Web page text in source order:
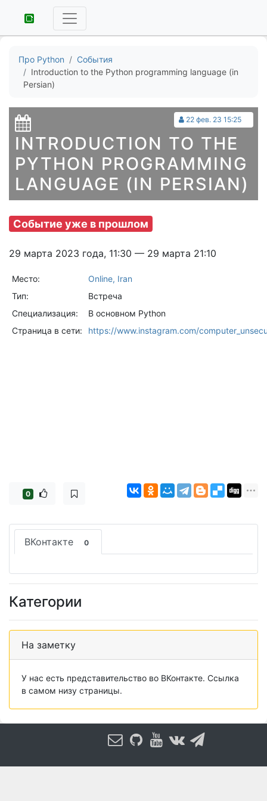
Про Python
События
Introduction to the Python programming language (in
Persian)
22 фев. 23 15:25
INTRODUCTION TO THE
PYTHON PROGRAMMING
LANGUAGE (IN PERSIAN)
Событие уже в прошлом
29 марта 2023 года, 11:30 — 29 марта 21:10
Место:
Online, Iran
Тип:
Встреча
Специализация:
В основном Python
Страница в сети:
https://www.instagram.com/
0
ВКонтакте 0
Категории
На заметку
У нас есть представительство во ВКонтакте. Ссылка
в самом низу страницы.